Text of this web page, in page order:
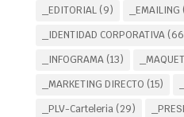
_EDITORIAL(9) _EMAILING
_IDENTIDAD CORPORATIVA
_INFOGRAMA(13)
_MARKETING DIRECTO (15)
_PLV-Carteleria(29)